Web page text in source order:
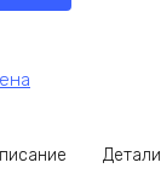
Детали